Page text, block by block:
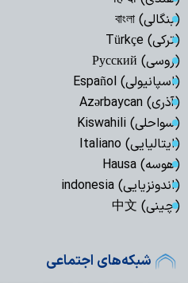
(بنگالی) বাংলা
(ترکی) Türkçe
(روسی) Русский
(اسپانیولی) Español
(آذری) Azərbaycan
(سواحلی) Kiswahili
(ایتالیایی) Italiano
(هوسه) Hausa
(اندونزیایی) indonesia
(چینی) 中文
شبکه‌های اجتماعی